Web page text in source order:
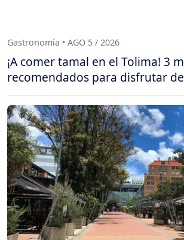
Gastronomía • AGO 5 / 2026
¡A comer tamal en el Tolima! 3
recomendados para disfrutar